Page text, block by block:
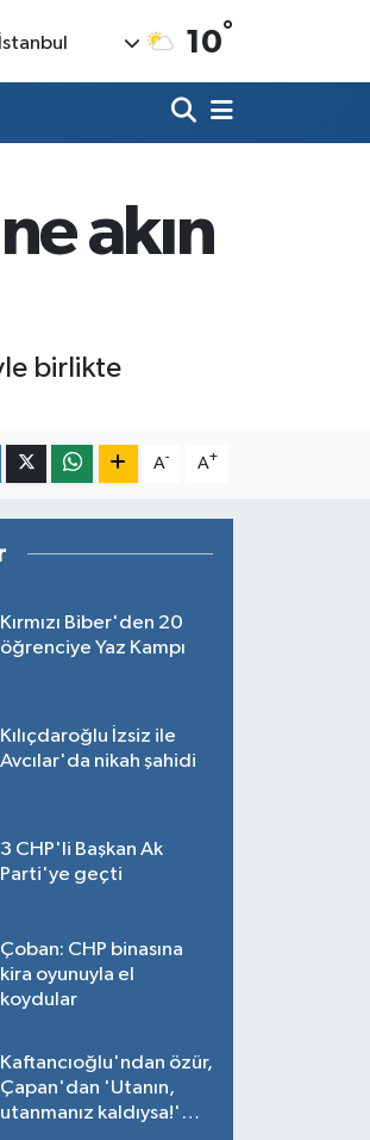
İstanbul 10°
akın
birlikte
A- A+
Kırmızı Biber'den 20
öğrenciye Yaz Kampı
Kılıçdaroğlu İzsiz ile
Avcılar'da nikah şahidi
3 CHP'li Başkan Ak
Parti'ye geçti
Çoban: CHP binasına
kira oyunuyla el
koydular
Kaftancıoğlu'ndan özür,
Çapan'dan 'Utanın,
utanmanız kaldıysa!'